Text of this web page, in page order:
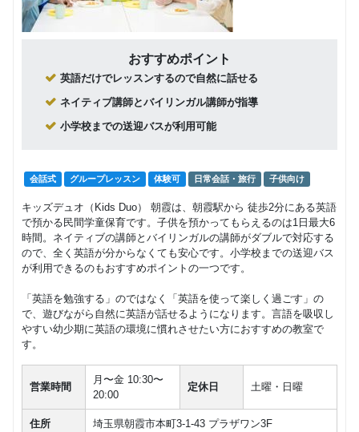
ンダー
ド）
回数：4 / 1セッション60分
（日本人
講師スタ
ド）
7,260円(税込) / 月
６年生
（日本人
講師スタ
ンダー
ド）
グループレッスン 子供向け
円(税込) / 月
回数：4 / 1セッション60分
中学生
分）日本
人講師ス
タンダー
ド
8,910円(税込) / 月
回数：4 / 1セッション70分
中学生
（９０
分）日本
人講師ス
タンダー
グループレッスン
10,560円(税込) / 月
回数：4 / 1セッション90分
おすすめポイント
英語だけでレッスンするので自然に話せる
ネイティブ講師とバイリンガル講師が指導
小学校までの送迎バスが利用可能
会話式 グループレッスン 体験可 日常会話・旅行 子供向け
キッズデュオ（Kids Duo） 朝霞は、朝霞駅から 徒歩2分にある英語
で預かる民間学童保育です。子供を預かってもらえるのは1日最大6
時間。ネイティブの講師とバイリンガルの講師がダブルで対応する
ので、全く英語が分からなくても安心です。小学校までの送迎バス
が利用できるのもおすすめポイントの一つです。
「英語を勉強する」のではなく「英語を使って楽しく過ごす」の
で、遊びながら自然に英語が話せるようになります。言語を吸収し
やすい幼少期に英語の環境に慣れさせたい方におすすめの教室で
す。
営業時間
月〜金 10:30〜
20:00
定休日 土曜・日曜
住所 埼玉県朝霞市本町3-1-43 プラザワン3F